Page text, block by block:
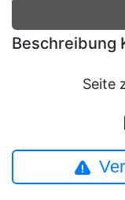
Beschreibung
Seite